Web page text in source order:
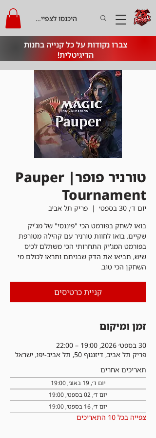
צברו נקודות על כל קנייה בחנות
הדיגיטלית!
היכנסו לצפייה בקרדיט
טורניר פופר| Pauper
Tournament
יום ד׳, 30 בספט׳
  |
פריק תל אביב
בואו לשחק בפורמט הכי "פיננסי" של מג'יק
שקיים. בואו לחוות טורניר עם קהילה מטורפת
בפורמט המג'יק התחרותי הכי משתלם לכיס
שיש, תביאו את הדק שבניתם ותראו לכולם מי
השחקן הכי טוב.
קניית כרטיסים
זמן ומיקום
30 בספט׳ 2026, 19:00 – 22:00
פריק תל אביב, דיזנגוף 50, תל אביב-יפו, ישראל
תאריכים אחרים
יום ד׳, 19 באוג׳, 19:00
יום ד׳, 02 בספט׳, 19:00
יום ד׳, 16 בספט׳, 19:00
צפייה בכל 10 התאריכים